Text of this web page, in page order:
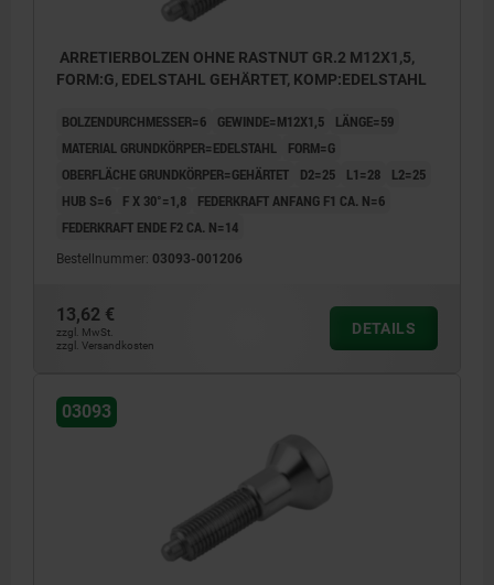
ARRETIERBOLZEN OHNE RASTNUT GR.2 M12X1,5,
FORM:G, EDELSTAHL GEHÄRTET, KOMP:EDELSTAHL
BOLZENDURCHMESSER=6 GEWINDE=M12X1,5
LÄNGE=59
MATERIAL GRUNDKÖRPER=EDELSTAHL
FORM=G
OBERFLÄCHE GRUNDKÖRPER=GEHÄRTET
D2=25 L1=28
L2=25
HUB S=6
F X 30°=1,8
FEDERKRAFT ANFANG F1 CA. N=6
FEDERKRAFT ENDE F2 CA. N=14
Bestellnummer: 03093-001206
13,62 €
zzgl. MwSt.
zzgl. Versandkosten
DETAILS
03093